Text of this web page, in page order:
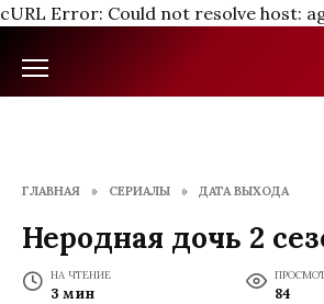
cURL Error: Could not resolve host:
содержанию
ГЛАВНАЯ » СЕРИАЛЫ » ДАТА ВЫХОДА
Неродная дочь 2
НА ЧТЕНИЕ
3 мин 84